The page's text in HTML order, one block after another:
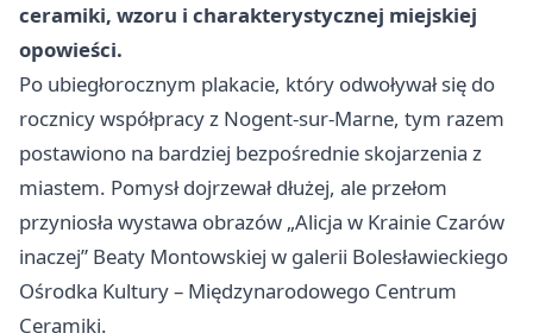
ceramiki, wzoru i charakterystycznej miejskiej
opowieści.
Po ubiegłorocznym plakacie, który odwoływał się do
rocznicy współpracy z Nogent-sur-Marne, tym razem
postawiono na bardziej bezpośrednie skojarzenia z
miastem. Pomysł dojrzewał dłużej, ale przełom
przyniosła wystawa obrazów „Alicja w Krainie Czarów
inaczej” Beaty Montowskiej w galerii Bolesławieckiego
Ośrodka Kultury – Międzynarodowego Centrum
Ceramiki.